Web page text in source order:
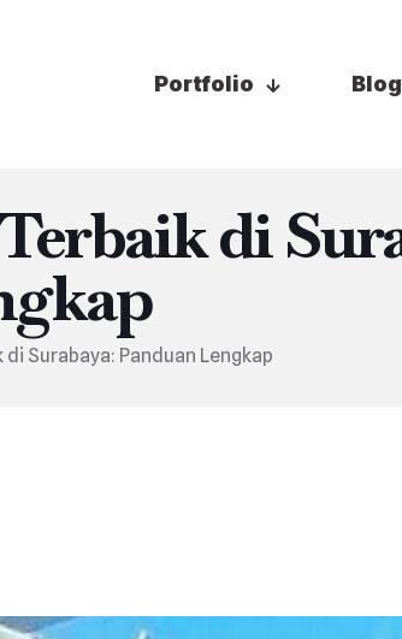
Portfolio Blog
di
Surabaya: Panduan Lengkap